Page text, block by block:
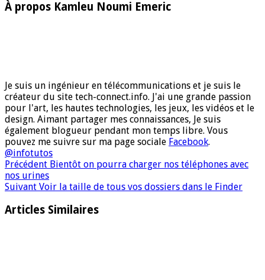
À propos Kamleu Noumi Emeric
Je suis un ingénieur en télécommunications et je suis le
créateur du site tech-connect.info. J'ai une grande passion
pour l'art, les hautes technologies, les jeux, les vidéos et le
design. Aimant partager mes connaissances, Je suis
également blogueur pendant mon temps libre. Vous
pouvez me suivre sur ma page sociale Facebook.
@infotutos
Précédent Bientôt on pourra charger nos téléphones avec
nos urines
Suivant Voir la taille de tous vos dossiers dans le Finder
Articles Similaires